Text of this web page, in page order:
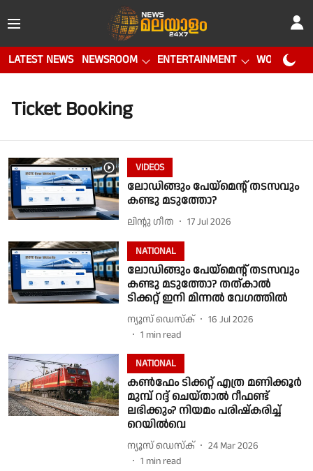
LATEST NEWS NEWSROOM ENTERTAINMENT WORLD CUP
Ticket Booking
VIDEOS
ലോഡിങ്ങും പേയ്‌മെന്റ് തടസവും
കണ്ടു മടുത്തോ?
ലിൻ്റു ഗീത 17 Jul 2026
NATIONAL
ലോഡിങ്ങും പേയ്‌മെന്റ് തടസവും
കണ്ടു മടുത്തോ? തത്കാൽ
ടിക്കറ്റ് ഇനി മിന്നൽ വേഗത്തിൽ
ന്യൂസ് ഡെസ്ക്
16 Jul 2026
1 min read
NATIONAL
കൺഫേം ടിക്കറ്റ് എത്ര മണിക്കൂർ
മുമ്പ് റദ്ദ് ചെയ്താൽ റീഫണ്ട്
ലഭിക്കും? നിയമം പരിഷ്കരിച്ച്
റെയിൽവെ
ന്യൂസ് ഡെസ്ക്
24 Mar 2026
1 min read